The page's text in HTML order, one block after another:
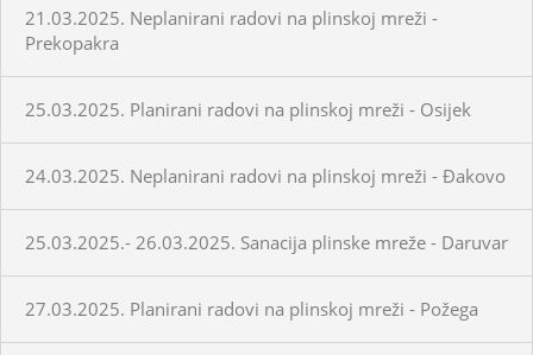
21.03.2025. Neplanirani radovi na plinskoj mreži -
Prekopakra
25.03.2025. Planirani radovi na plinskoj mreži - Osijek
24.03.2025. Neplanirani radovi na plinskoj mreži - Đakovo
25.03.2025.- 26.03.2025. Sanacija plinske mreže - Daruvar
27.03.2025. Planirani radovi na plinskoj mreži - Požega